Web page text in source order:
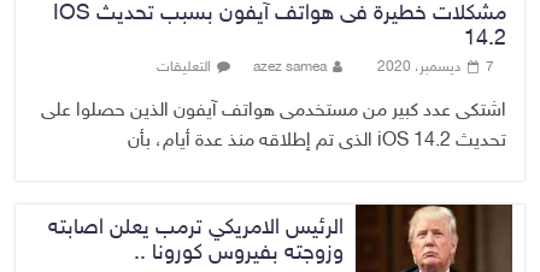
مشكلات خطيرة فى هواتف آيفون بسبب تحديث IOS
14.2
7 ديسمبر، 2020 azez samea التعليقات
اشتكى عدد كبير من مستخدمى هواتف آيفون الذين حصلوا على
تحديث iOS 14.2 الذى تم إطلاقه منذ عدة أيام، بأن
الرئيس الامريكي ترمب يعلن اصابته
وزوجته بفيروس كورونا ..